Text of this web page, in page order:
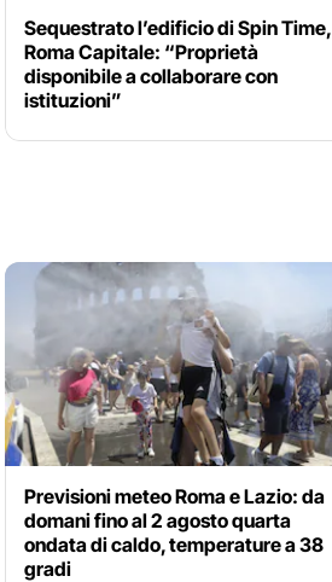
Sequestrato l’edificio di Spin Time,
Roma Capitale: “Proprietà
disponibile a collaborare con
istituzioni”
Previsioni meteo Roma e Lazio: da
domani fino al 2 agosto quarta
ondata di caldo, temperature a 38
gradi